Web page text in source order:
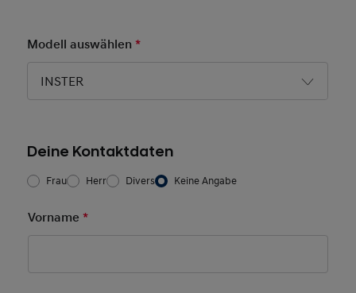
Modell auswählen*
INSTER
Deine Kontaktdaten
Frau/Herr *
Frau Herr Divers Keine Angabe
Vorname *Pflichtfeld